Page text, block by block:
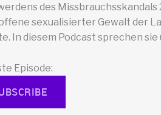
des
sexualisierter Gewalt der
In diesem Podcast sprechen
Episode: